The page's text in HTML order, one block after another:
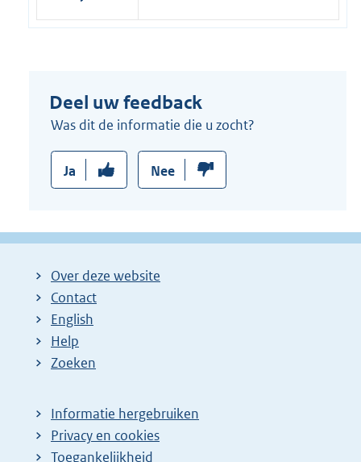
Deel uw feedback
Was dit de informatie die u zocht?
Ja Nee
Over deze website
Contact
English
Help
Zoeken
Informatie hergebruiken
Privacy en cookies
Toegankelijkheid